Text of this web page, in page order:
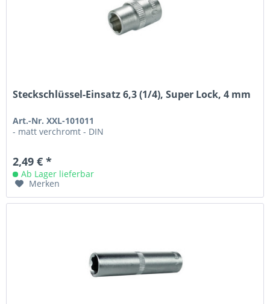
Steckschlüssel-Einsatz 6,3 (1/4), Super Lock, 4 mm
Art.-Nr. XXL-101011
- matt verchromt - DIN
2,49 € *
Ab Lager lieferbar
Merken